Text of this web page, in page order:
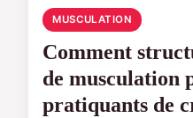
MUSCULATION
Comment
de musculation
pratiquants de